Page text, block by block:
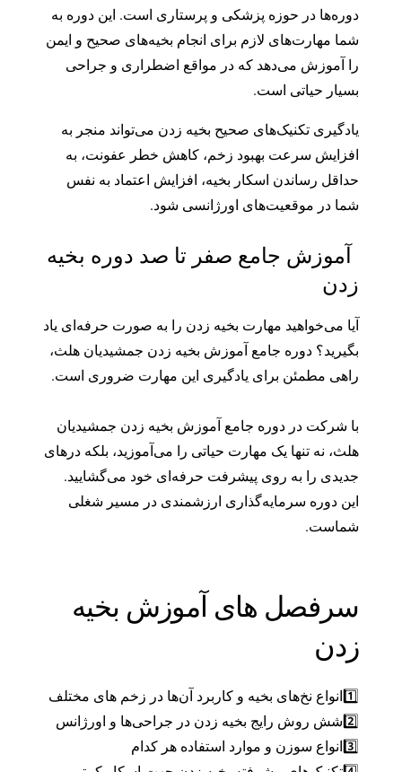
دوره‌ها در حوزه پزشکی و پرستاری است. این دوره به
شما مهارت‌های لازم برای انجام بخیه‌های صحیح و ایمن
را آموزش می‌دهد که در مواقع اضطراری و جراحی‌
بسیار حیاتی است.
یادگیری تکنیک‌های صحیح بخیه زدن می‌تواند منجر به
افزایش سرعت بهبود زخم، کاهش خطر عفونت، به
حداقل رساندن اسکار بخیه، افزایش اعتماد به نفس
شما در موقعیت‌های اورژانسی شود.
آموزش جامع صفر تا صد دوره بخیه
زدن
آیا می‌خواهید مهارت بخیه زدن را به صورت حرفه‌ای یاد
بگیرید؟ دوره جامع آموزش بخیه زدن جمشیدیان هلث،
راهی مطمئن برای یادگیری این مهارت ضروری است.
با شرکت در دوره جامع آموزش بخیه زدن جمشیدیان
هلث، نه تنها یک مهارت حیاتی را می‌آموزید، بلکه درهای
جدیدی را به روی پیشرفت حرفه‌ای خود می‌گشایید.
این دوره سرمایه‌گذاری ارزشمندی در مسیر شغلی
شماست.
سرفصل های آموزش بخیه
زدن
1️⃣انواع نخ‌های بخیه و کاربرد آن‌ها در زخم های مختلف
2️⃣شش روش رایج بخیه زدن در جراحی‌ها و اورژانس
3️⃣انواع سوزن و موارد استفاده هر کدام